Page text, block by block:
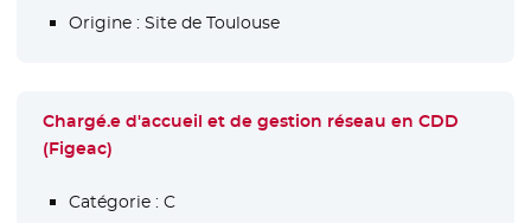
Origine : Site de Toulouse
Chargé.e d'accueil et de gestion réseau en CDD
(Figeac)
Catégorie : C